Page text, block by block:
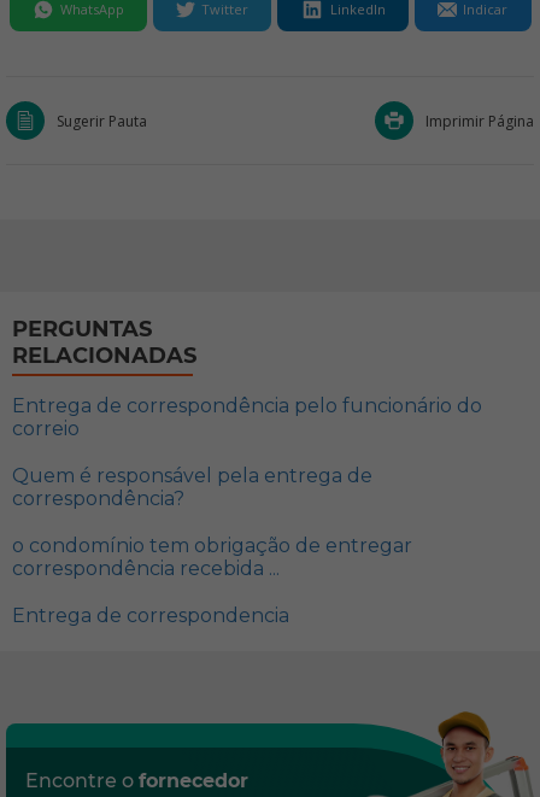
WhatsApp Twitter LinkedIn Indicar
Sugerir Pauta Imprimir Página
PERGUNTAS
RELACIONADAS
Entrega de correspondência pelo funcionário do
correio
Quem é responsável pela entrega de
correspondência?
o condomínio tem obrigação de entregar
correspondência recebida ...
Entrega de correspondencia
Encontre o fornecedor